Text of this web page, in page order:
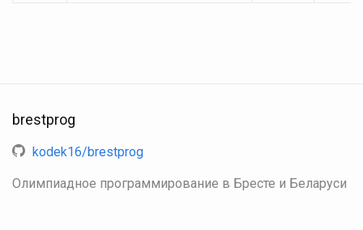
brestprog
kodek16/brestprog
Олимпиадное программирование в Бресте и Беларуси